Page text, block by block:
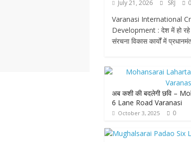
July 21, 2026 SRJ 0
Varanasi International
Development : देश में हो रहे
संरचना विकास कार्यों में
अब कशी की बदलेगी छवि –
6 Lane Road Varanasi
October 3, 2025 0